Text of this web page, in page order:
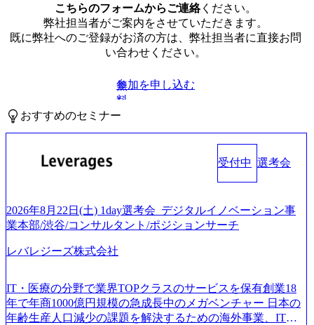
こちらのフォームからご連絡ください。
弊社担当者がご案内をさせていただきます。
既に弊社へのご登録がお済の方は、弊社担当者に直接お問
い合わせください。
無
料
参加を申し込む
おすすめのセミナー
受付中 選考会
2026年8月22日(土) 1day選考会_デジタルイノベーション事
業本部/渋谷/コンサルタント/ポジションサーチ
レバレジーズ株式会社
IT・医療の分野で業界TOPクラスのサービスを保有創業18
年で年商1000億円規模の急成長中のメガベンチャー 日本の
年齢生産人口減少の課題を解決するための海外事業、IT事